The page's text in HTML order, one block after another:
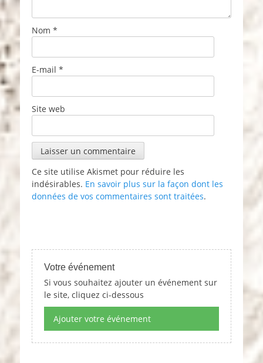
Nom *
E-mail *
Site web
Ce site utilise Akismet pour réduire les
indésirables. En savoir plus sur la façon dont les
données de vos commentaires sont traitées.
Votre événement
Si vous souhaitez ajouter un événement sur
le site, cliquez ci-dessous
Ajouter votre événement